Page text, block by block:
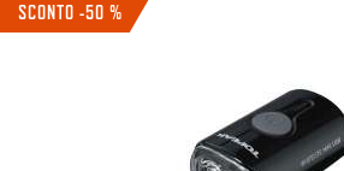
SCONTO -50 %